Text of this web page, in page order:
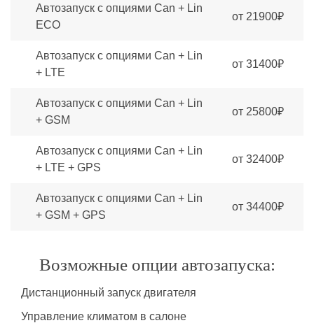
Автозапуск с опциями Can + Lin
ECO
от 21900₽
Автозапуск с опциями Can + Lin
+ LTE
от 31400₽
Автозапуск с опциями Can + Lin
+ GSM
от 25800₽
Автозапуск с опциями Can + Lin
+ LTE + GPS
от 32400₽
Автозапуск с опциями Can + Lin
+ GSM + GPS
от 34400₽
Возможные опции автозапуска:
Дистанционный запуск двигателя
Управление климатом в салоне